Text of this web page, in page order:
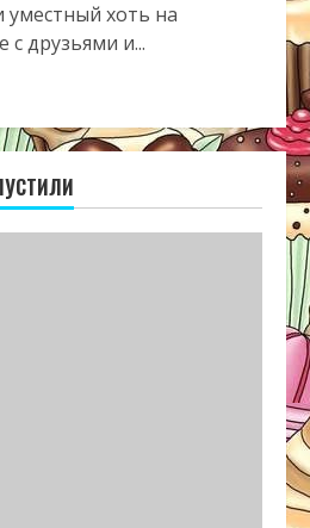
уместный хоть на
с друзьями и...